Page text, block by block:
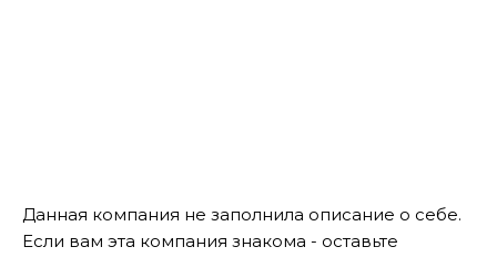
Данная компания не заполнила описание о себе.
Если вам эта компания знакома - оставьте